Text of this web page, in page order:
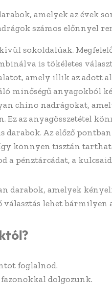
amelyek az évek
számos előnnyel
sokoldalúak.
is tökéletes
amely illik az adott
minőségű anyagokból
chino nadrágokat,
Ez az anyagösszetétel
darabok. Az előző
könnyen tisztán
a pénztárcádat, a
darabok, amelyek
választás lehet bármilyen
foglalnod.
dolgozunk.